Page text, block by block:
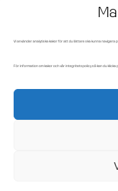
Vi använder analytiska kakor för att du lättare ska kunna navigera
För information om kakor och vår integritetspolicy så kan du
Press login
Mediaarkiv